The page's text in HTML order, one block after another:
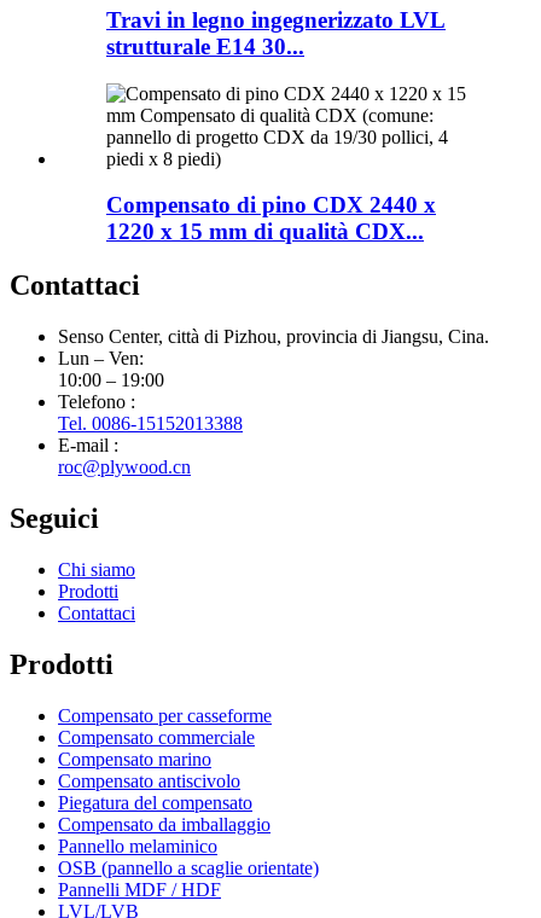
Travi in ​​legno ingegnerizzato LVL
strutturale E14 30...
Compensato di pino CDX 2440 x
1220 x 15 mm di qualità CDX...
Contattaci
Senso Center, città di Pizhou, provincia di Jiangsu, Cina.
Lun – Ven:
10:00 – 19:00
Telefono :
Tel. 0086-15152013388
E-mail :
roc@plywood.cn
Seguici
Chi siamo
Prodotti
Contattaci
Prodotti
Compensato per casseforme
Compensato commerciale
Compensato marino
Compensato antiscivolo
Piegatura del compensato
Compensato da imballaggio
Pannello melaminico
OSB (pannello a scaglie orientate)
Pannelli MDF / HDF
LVL/LVB